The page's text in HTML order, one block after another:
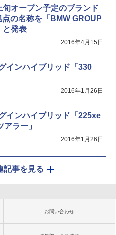
旬オープン予定のブランド
点の名称を「BMW GROUP
と発表
2016年4月15日
インハイブリッド「330
2016年1月26日
インハイブリッド「225xe
アラー」
2016年1月26日
記事を見る
お問い合わせ